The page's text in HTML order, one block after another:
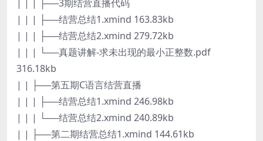
| | | ├──3期结营直播代码
| | | ├──结营总结1.xmind 163.83kb
| | | ├──结营总结2.xmind 279.72kb
| | | └──真题讲解-求未出现的最小正整数.pdf
316.18kb
| | ├──第五期C语言结营直播
| | | ├──结营总结1.xmind 246.98kb
| | | └──结营总结2.xmind 240.89kb
| | ├──第二期结营总结1.xmind 144.61kb